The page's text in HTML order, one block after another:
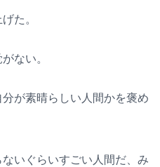
た。
ない。
が素晴らしい人間かを褒め
いぐらいすごい人間だ、み